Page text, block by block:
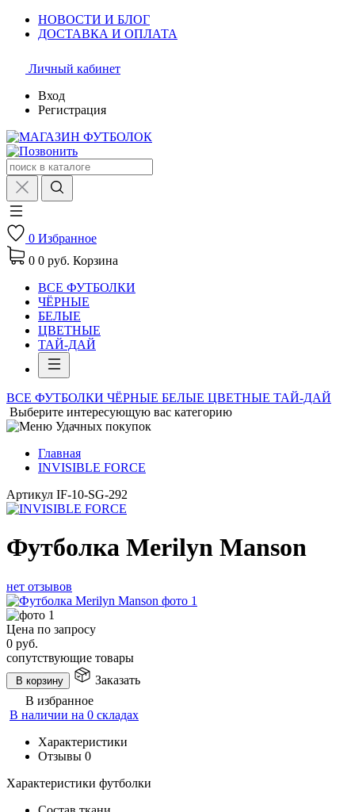
НОВОСТИ И БЛОГ
ДОСТАВКА И ОПЛАТА
Личный кабинет
Вход
Регистрация
0 Избранное
0 0 руб. Корзина
ВСЕ ФУТБОЛКИ
ЧЁРНЫЕ
БЕЛЫЕ
ЦВЕТНЫЕ
ТАЙ-ДАЙ
ВСЕ ФУТБОЛКИ ЧЁРНЫЕ БЕЛЫЕ ЦВЕТНЫЕ ТАЙ-ДАЙ
Выберите интересующую вас категорию
Главная
INVISIBLE FORCE
Артикул IF-10-SG-292
Футболка Merilyn Manson
нет отзывов
Цена по запросу
0 руб.
сопутствующие товары
В корзину
Заказать
В избранное
В наличии на 0 складах
Характеристики
Отзывы 0
Характеристики футболки